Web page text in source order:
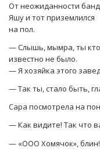
От неожиданности
Яшу и тот приземлился
на пол.
— Слышь, мымра, ты кто
известно не было.
— Я хозяйка этого
— Так ты, стало быть,
Сара посмотрела на
— Как видите! Так что
— «ООО Хомячок»,